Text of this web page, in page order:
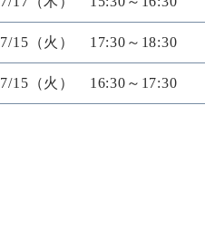
7/15（火） 17:30～18:30
7/15（火） 16:30～17:30